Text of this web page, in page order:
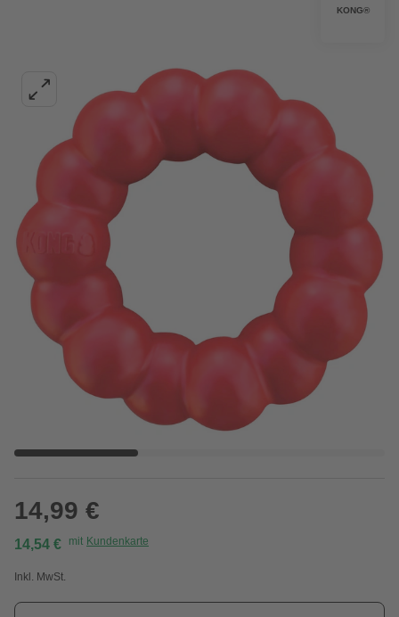
KONG®
14,99 €
14,54 € mit Kundenkarte
Inkl. MwSt.